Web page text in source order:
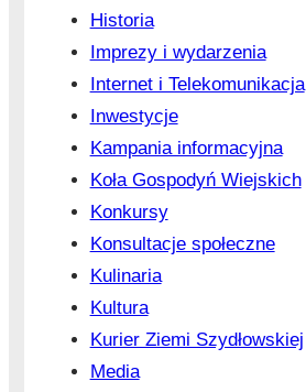
Historia
Imprezy i wydarzenia
Internet i Telekomunikacja
Inwestycje
Kampania informacyjna
Koła Gospodyń Wiejskich
Konkursy
Konsultacje społeczne
Kulinaria
Kultura
Kurier Ziemi Szydłowskiej
Media